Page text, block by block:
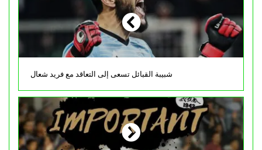
شبيبة القبائل تسعى إلى التعاقد مع فريد شعال